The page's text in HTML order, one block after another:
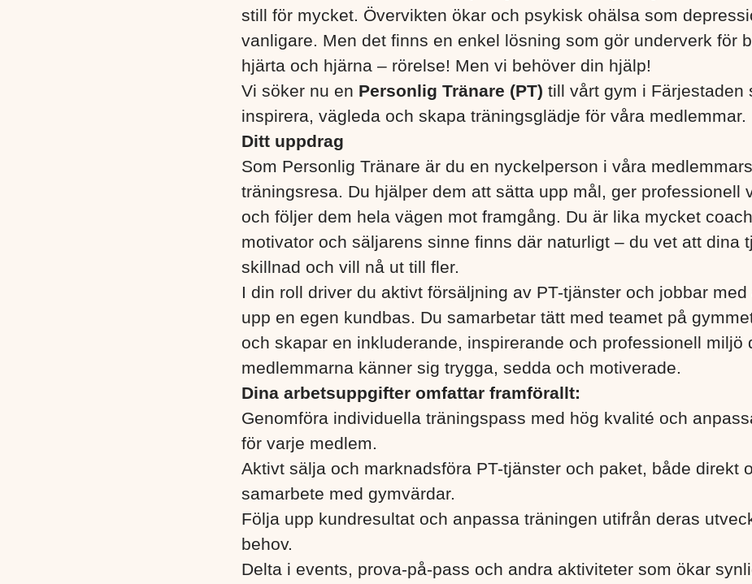
still för mycket. Övervikten ökar och psykisk ohälsa som
vanligare. Men det finns en enkel lösning som gör underverk för
hjärta och hjärna – rörelse! Men vi behöver din hjälp!
Vi söker nu en Personlig Tränare (PT) till vårt gym i Färjestaden
inspirera, vägleda och skapa träningsglädje för våra medlemmar.
Ditt uppdrag
Som Personlig Tränare är du en nyckelperson i våra medlemmars
träningsresa. Du hjälper dem att sätta upp mål, ger professionell
och följer dem hela vägen mot framgång. Du är lika mycket
motivator och säljarens sinne finns där naturligt – du vet att dina
skillnad och vill nå ut till fler.
I din roll driver du aktivt försäljning av PT-tjänster och jobbar
upp en egen kundbas. Du samarbetar tätt med teamet på
och skapar en inkluderande, inspirerande och professionell miljö
medlemmarna känner sig trygga, sedda och motiverade.
Dina arbetsuppgifter omfattar framförallt:
Genomföra individuella träningspass med hög kvalité och
för varje medlem.
Aktivt sälja och marknadsföra PT-tjänster och paket, både direkt
samarbete med gymvärdar.
Följa upp kundresultat och anpassa träningen utifrån deras
behov.
Delta i events, prova-på-pass och andra aktiviteter som ökar